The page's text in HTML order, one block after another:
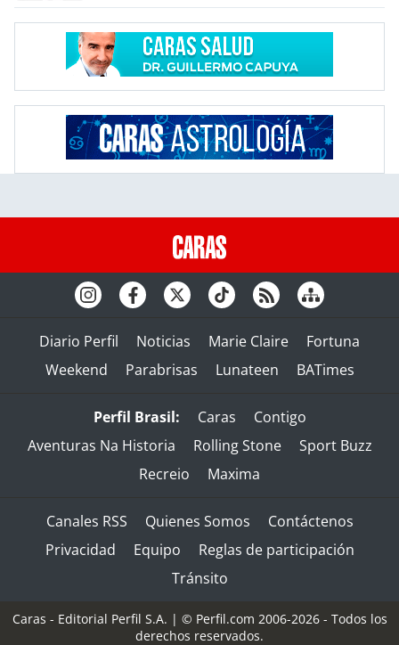
Diario Perfil Noticias Marie Claire
Fortuna
Weekend
Parabrisas Lunateen BATimes
Perfil Brasil: Caras
Contigo
Aventuras Na Historia
Rolling Stone
Sport Buzz
Recreio
Maxima
Canales RSS Quienes Somos
Contáctenos
Privacidad
Equipo
Reglas de participación
Tránsito
Caras - Editorial Perfil S.A. | © Perfil.com 2006-2026 - Todos los
derechos reservados.